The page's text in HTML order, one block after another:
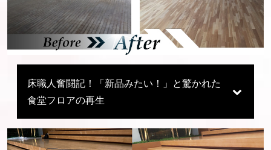
床職人奮闘記！「新品みたい！」と驚かれた
食堂フロアの再生